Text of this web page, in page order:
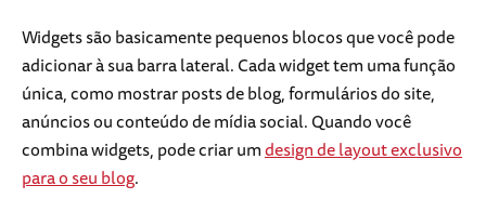
Widgets são basicamente pequenos blocos que você pode
adicionar à sua barra lateral. Cada widget tem uma função
única, como mostrar posts de blog, formulários do site,
anúncios ou conteúdo de mídia social. Quando você
combina widgets, pode criar umdesign de layout exclusivo
para o seu blog.